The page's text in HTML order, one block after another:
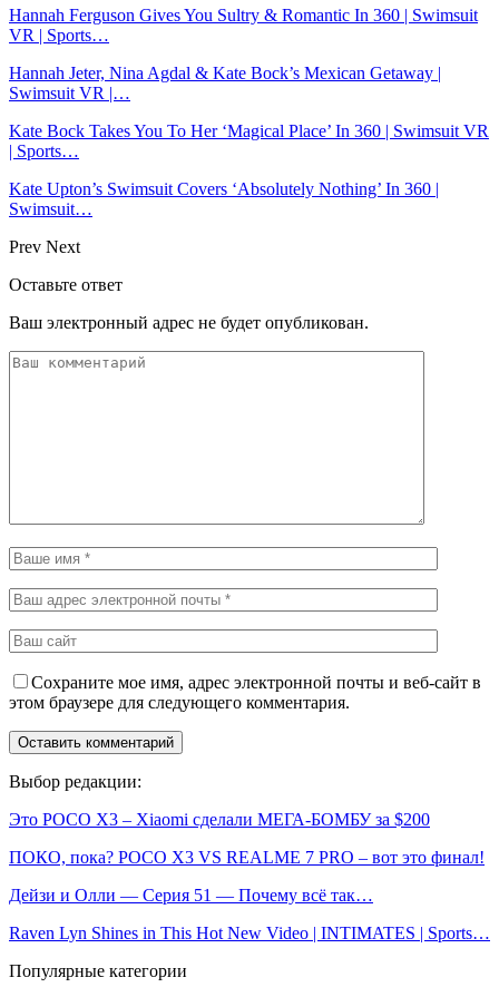
Hannah Ferguson Gives You Sultry & Romantic In 360 | Swimsuit
VR | Sports…
Hannah Jeter, Nina Agdal & Kate Bock’s Mexican Getaway |
Swimsuit VR |…
Kate Bock Takes You To Her ‘Magical Place’ In 360 | Swimsuit VR
| Sports…
Kate Upton’s Swimsuit Covers ‘Absolutely Nothing’ In 360 |
Swimsuit…
Prev Next
Оставьте ответ
Ваш электронный адрес не будет опубликован.
Сохраните мое имя, адрес электронной почты и веб-сайт в
этом браузере для следующего комментария.
Выбор редакции:
Это POCO X3 – Xiaomi сделали МЕГА-БОМБУ за $200
ПОКО, пока? POCO X3 VS REALME 7 PRO – вот это финал!
Дейзи и Олли — Серия 51 — Почему всё так…
Raven Lyn Shines in This Hot New Video | INTIMATES | Sports…
Популярные категории